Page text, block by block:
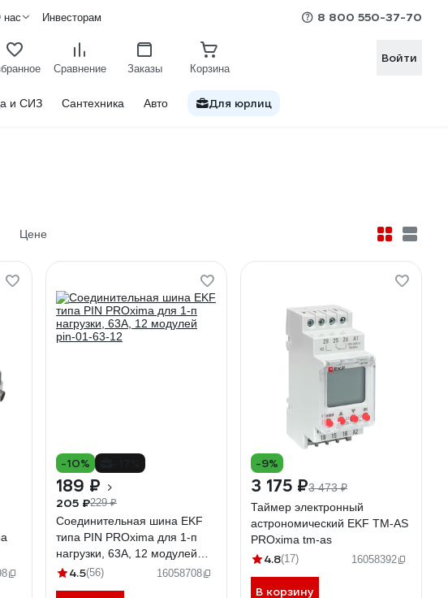
нас Инвесторам 8 800 550-37-70
Сравнение Заказы Корзина
Войти
и СИЗ Сантехника Авто Для юрлиц
Цене
-10%
189 ₽
205 ₽229 ₽
Соединительная шина EKF
типа PIN PROxima для 1-п
нагрузки, 63А, 12 модулей
pin-01-63-12
4.5(56) 16058708
-9%
3 175 ₽3 473 ₽
Таймер электронный
астрономический EKF TM-АS
PROxima tm-as
4.8(17) 16058392
В корзину